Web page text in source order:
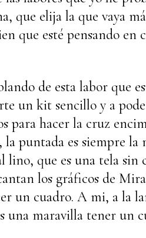
que elija la que vaya
que esté pensando
de esta labor que
un kit sencillo y a
para hacer la cruz
puntada es siempre
lino, que es una tela sin
los gráficos de
un cuadro. A mi, a la
una maravilla tener